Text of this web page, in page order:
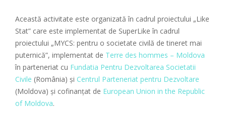
Această activitate este organizată în cadrul proiectului „Like
Stat” care este implementat de SuperLike în cadrul
proiectului „MYCS: pentru o societate civilă de tineret mai
puternică”, implementat de Terre des hommes – Moldova
în parteneriat cu Fundatia Pentru Dezvoltarea Societatii
Civile (România) și Centrul Parteneriat pentru Dezvoltare
(Moldova) și cofinanțat de European Union in the Republic
of Moldova.